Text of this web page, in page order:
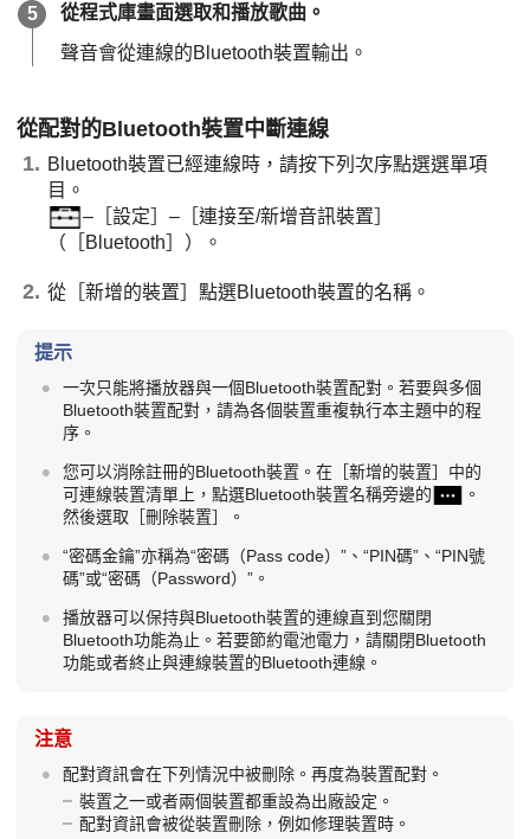
從程式庫畫面選取和播放歌曲。
聲音會從連線的Bluetooth裝置輸出。
從配對的Bluetooth裝置中斷連線
Bluetooth裝置已經連線時，請按下列次序點選選單項
目。
–［設定］–［連接至/新增音訊裝置］
（［Bluetooth］）。
從［新增的裝置］點選Bluetooth裝置的名稱。
提示
一次只能將播放器與一個Bluetooth裝置配對。若要與多個
Bluetooth裝置配對，請為各個裝置重複執行本主題中的程
序。
您可以消除註冊的Bluetooth裝置。在［新增的裝置］中的
可連線裝置清單上，點選Bluetooth裝置名稱旁邊的
。
然後選取［刪除裝置］。
“密碼金鑰”亦稱為“密碼（Pass code）”、“PIN碼”、“PIN號
碼”或“密碼（Password）”。
播放器可以保持與Bluetooth裝置的連線直到您關閉
Bluetooth功能為止。若要節約電池電力，請關閉Bluetooth
功能或者終止與連線裝置的Bluetooth連線。
注意
配對資訊會在下列情況中被刪除。再度為裝置配對。
裝置之一或者兩個裝置都重設為出廠設定。
配對資訊會被從裝置刪除，例如修理裝置時。